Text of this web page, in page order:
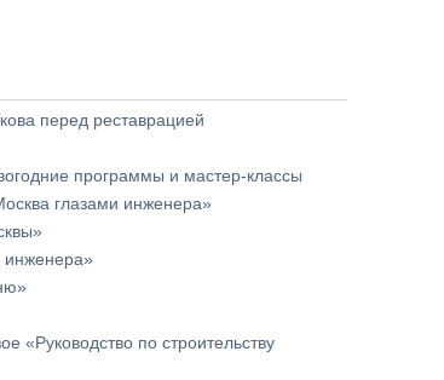
перед реставрацией
программы и мастер-классы
глазами инженера»
инженера»
«Руководство по строительству